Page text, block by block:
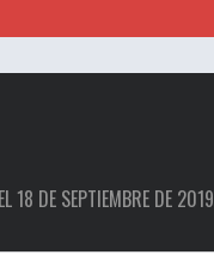
18 DE SEPTIEMBRE DE 2019